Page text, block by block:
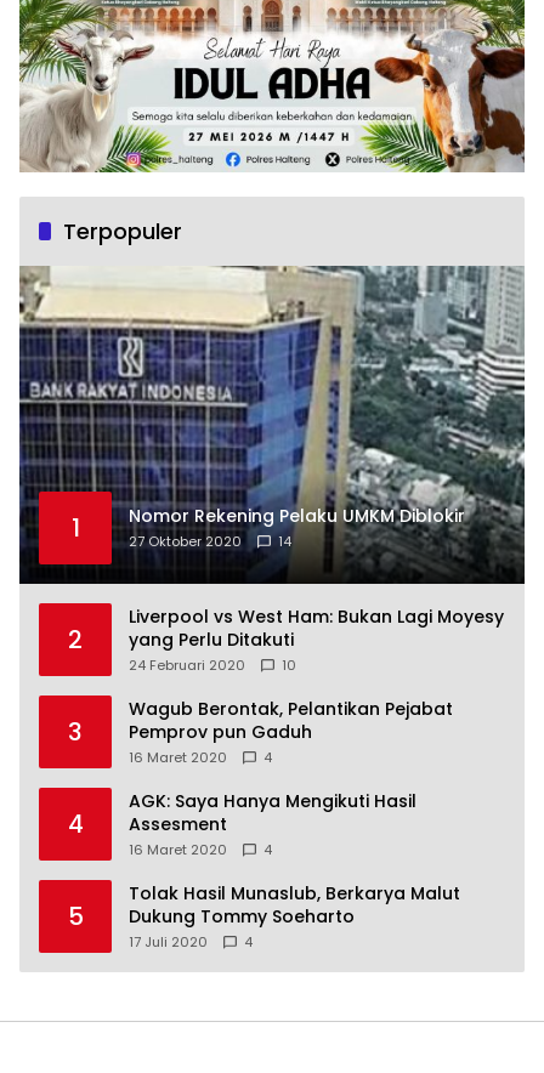
Terpopuler
1 Nomor Rekening Pelaku UMKM Diblokir
27 Oktober 2020 14
2
Liverpool vs West Ham: Bukan Lagi Moyesy
yang Perlu Ditakuti
24 Februari 2020 10
3
Wagub Berontak, Pelantikan Pejabat
Pemprov pun Gaduh
16 Maret 2020 4
4
AGK: Saya Hanya Mengikuti Hasil
Assesment
16 Maret 2020 4
5
Tolak Hasil Munaslub, Berkarya Malut
Dukung Tommy Soeharto
17 Juli 2020 4